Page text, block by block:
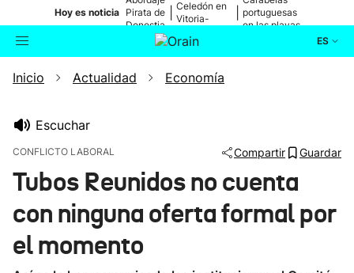
Hoy es noticia Pirata de
Donostia
Celedón en
Vitoria-
portuguesas
en las playas
ES
Buscador Actualidad
Ikusmiran
Inicio Actualidad Economía
Escuchar
CONFLICTO LABORAL Compartir Guardar
Tubos Reunidos no cuenta
con ninguna oferta formal por
el momento